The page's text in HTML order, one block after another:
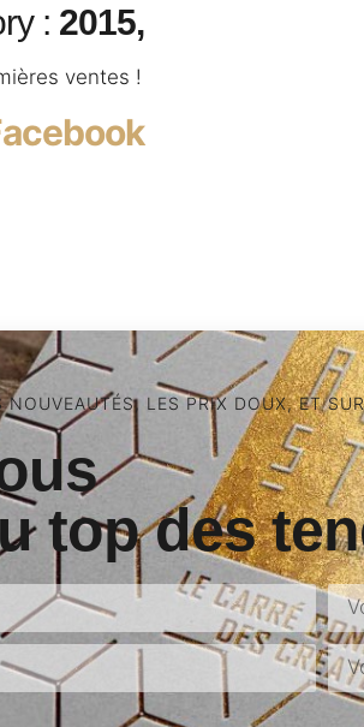
: 2015,
ventes !
NOUVEAUTÉS, LES PRIX DOUX, ET
top des